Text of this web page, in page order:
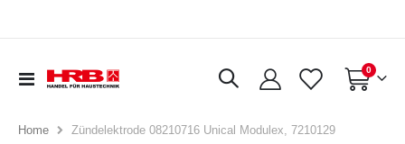
Navigation
Warenkorb
0Artikel
Home Zündelektrode 08210716 Unical Modulex, 7210129